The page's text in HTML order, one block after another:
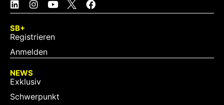
SB+
Registrieren
Anmelden
NEWS
Exklusiv
Schwerpunkt